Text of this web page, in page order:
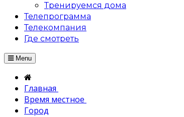
Тренируемся дома
Телепрограмма
Телекомпания
Где смотреть
Menu
Главная
Время местное
Город